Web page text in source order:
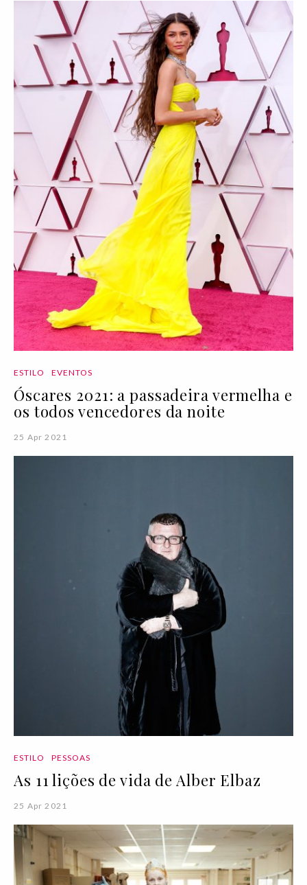
ESTILO EVENTOS
Óscares 2021: a passadeira vermelha e
os todos vencedores da noite
25 Apr 2021
ESTILO PESSOAS
As 11 lições de vida de Alber Elbaz
25 Apr 2021